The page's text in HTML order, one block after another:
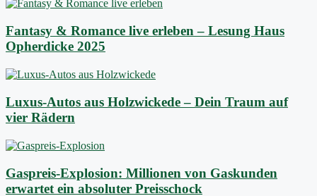
Fantasy & Romance live erleben – Lesung Haus
Opherdicke 2025
Luxus-Autos aus Holzwickede – Dein Traum auf
vier Rädern
Gaspreis-Explosion: Millionen von Gaskunden
erwartet ein absoluter Preisschock